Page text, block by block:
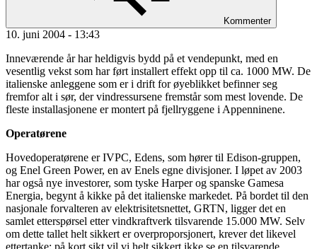
Kommenter
10. juni 2004 - 13:43
Inneværende år har heldigvis bydd på et vendepunkt, med en
vesentlig vekst som har ført installert effekt opp til ca. 1000 MW. De
italienske anleggene som er i drift for øyeblikket befinner seg
fremfor alt i sør, der vindressursene fremstår som mest lovende. De
fleste installasjonene er montert på fjellryggene i Appenninene.
Operatørene
Hovedoperatørene er IVPC, Edens, som hører til Edison-gruppen,
og Enel Green Power, en av Enels egne divisjoner. I løpet av 2003
har også nye investorer, som tyske Harper og spanske Gamesa
Energia, begynt å kikke på det italienske markedet. På bordet til den
nasjonale forvalteren av elektrisitetsnettet, GRTN, ligger det en
samlet etterspørsel etter vindkraftverk tilsvarende 15.000 MW. Selv
om dette tallet helt sikkert er overproporsjonert, krever det likevel